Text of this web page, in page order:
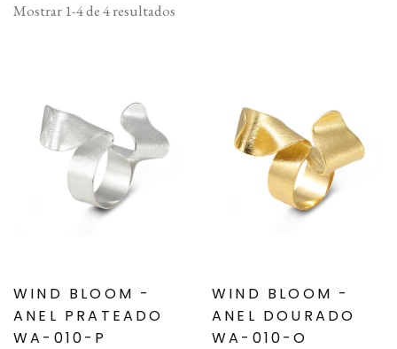
Mostrar 1-4 de 4 resultados
WIND BLOOM -
ANEL PRATEADO
WA-010-P
WIND BLOOM -
ANEL DOURADO
WA-010-O